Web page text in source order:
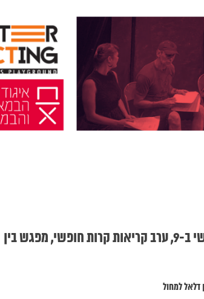
הגשה פתוחה || קול קורא / מוזמנים-ות לקהילה חדשה: שלישי ב-9, ערב קריאות קרות חופשי, מפגש בין
דלאל למחול